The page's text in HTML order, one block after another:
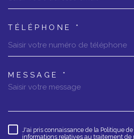
TÉLÉPHONE *
TRAD_MELTEM_VOREDEMANDE
RÈGLEMENTATION
informations relatives au traitement de